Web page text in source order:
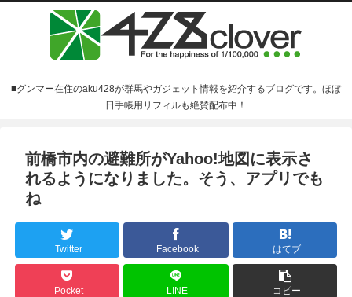
■グンマー在住のaku428が群馬やガジェット情報を紹介するブログです。ほぼ
日手帳用リフィルも絶賛配布中！
前橋市内の避難所がYahoo!地図に表示さ
れるようになりました。そう、アプリでも
ね
Twitter Facebook はてブ
Pocket LINE コピー